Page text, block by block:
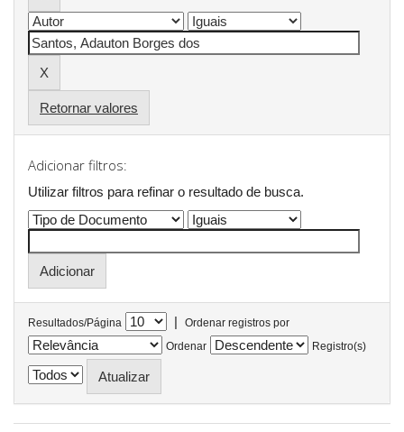
Retornar valores
Adicionar filtros:
Utilizar filtros para refinar o resultado de busca.
Resultados/Página |
Ordenar registros por
Ordenar
Registro(s)